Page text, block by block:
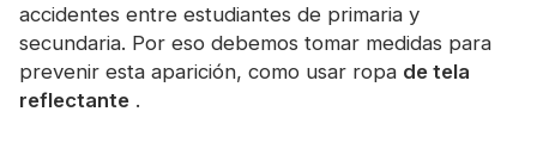
Certificado
Catalogar
accidentes entre estudiantes de primaria y
secundaria. Por eso debemos tomar medidas para
prevenir esta aparición, como usar ropa de tela
reflectante .